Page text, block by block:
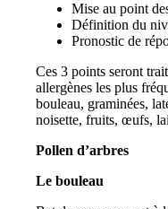
Mise au point
Définition du
Pronostic de
Ces 3 points seront
allergènes les plus
bouleau, graminées,
noisette, fruits, œufs,
Pollen d’arbres
Le bouleau